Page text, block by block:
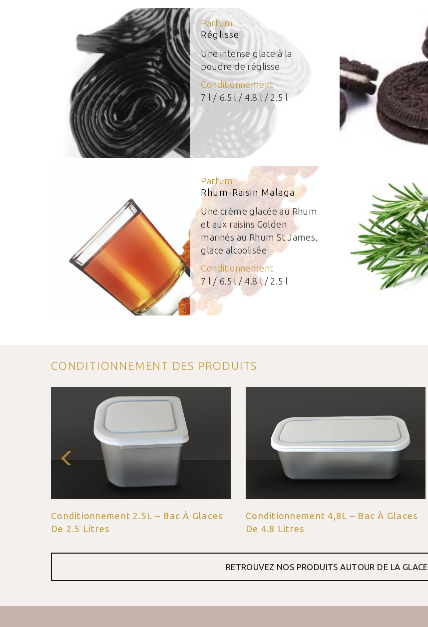
Parfum
Réglisse
Une intense glace à la
poudre de réglisse
Conditionnement
7 l / 6.5 l / 4.8 l / 2.5 l
Parfum
Rhum-Raisin Malaga
Une crème glacée au Rhum
et aux raisins Golden
marinés au Rhum St James,
glace alcoolisée
Conditionnement
7 l / 6.5 l / 4.8 l / 2.5 l
CONDITIONNEMENT DES PRODUITS
Conditionnement 4,8L – Bac À Glaces
De 4.8 Litres
Conditionnement 6,5L – Bac À Glaces
De 6.5 Litres
RETROUVEZ NOS PRODUITS AUTOUR DE LA GLACE